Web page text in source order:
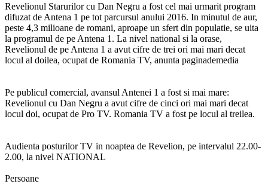
Revelionul Starurilor cu Dan Negru a fost cel mai urmarit program
difuzat de Antena 1 pe tot parcursul anului 2016. In minutul de aur,
peste 4,3 milioane de romani, aproape un sfert din populatie, se uita
la programul de pe Antena 1. La nivel national si la orase,
Revelionul de pe Antena 1 a avut cifre de trei ori mai mari decat
locul al doilea, ocupat de Romania TV, anunta paginademedia
Pe publicul comercial, avansul Antenei 1 a fost si mai mare:
Revelionul cu Dan Negru a avut cifre de cinci ori mai mari decat
locul doi, ocupat de Pro TV. Romania TV a fost pe locul al treilea.
Audienta posturilor TV in noaptea de Revelion, pe intervalul 22.00-
2.00, la nivel NATIONAL
Persoane